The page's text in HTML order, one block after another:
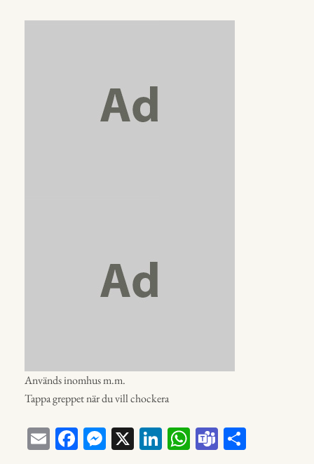
Används inomhus m.m.
Tappa greppet när du vill chockera
E Fa M X Li W Te